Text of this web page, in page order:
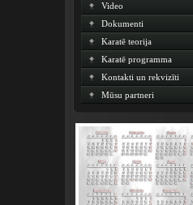
Video
Dokumenti
Karatē teorija
Karatē programma
Kontakti un rekvizīti
Mūsu partneri